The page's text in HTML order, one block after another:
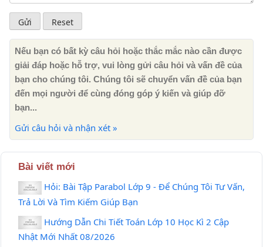
Nếu bạn có bất kỳ câu hỏi hoặc thắc mắc nào cần được
giải đáp hoặc hỗ trợ, vui lòng gửi câu hỏi và vấn đề của
bạn cho chúng tôi. Chúng tôi sẽ chuyển vấn đề của bạn
đến mọi người để cùng đóng góp ý kiến ​​và giúp đỡ
bạn...
Gửi câu hỏi và nhận xét »
Bài viết mới
Hỏi: Bài Tập Parabol Lớp 9 - Để Chúng Tôi Tư Vấn,
Trả Lời Và Tìm Kiếm Giúp Bạn
Hướng Dẫn Chi Tiết Toán Lớp 10 Học Kì 2 Cập
Nhật Mới Nhất 08/2026